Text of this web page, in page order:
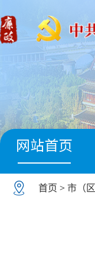
网站首页
首页 > 市（